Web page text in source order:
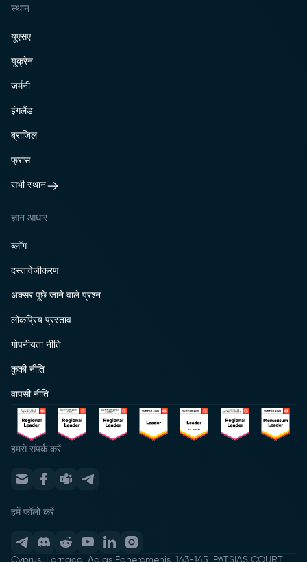
स्थान
यूएसए
यूक्रेन
जर्मनी
इंगलैंड
ब्राज़िल
फ्रांस
सभी स्थान
ज्ञान आधार
ब्लॉग
दस्तावेज़ीकरण
अक्सर पूछे जाने वाले प्रश्न
लोकप्रिय प्रस्ताव
गोपनीयता नीति
कुकी नीति
वापसी नीति
हमसे संपर्क करें
हमें फॉलो करें